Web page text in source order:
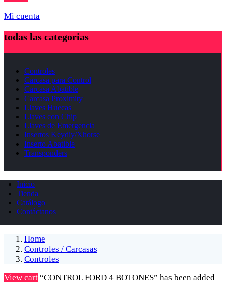
Mi cuenta
todas las categorias
Controles
Carcasa para Control
Carcasa Abatible
Carcasa Proximity
Llaves Huecas
Llaves con Chip
Llaves de Emergencia
Insertos Keydiy/Xhorse
Inserto Abatible
Transponders
Inicio
Tienda
Catálogo
Contáctanos
Home
Controles / Carcasas
Controles
View cart “CONTROL FORD 4 BOTONES” has been added